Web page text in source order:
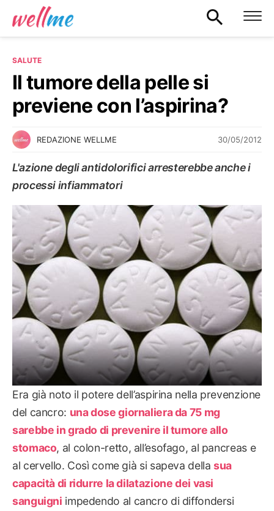
SALUTE
Il tumore della pelle si
previene con l’aspirina?
REDAZIONE WELLME 30/05/2012
L'azione degli antidolorifici arresterebbe anche i
processi infiammatori
SALUTE
Era già noto il potere dell’aspirina nella prevenzione
del cancro: una dose giornaliera da 75 mg
sarebbe in grado di prevenire il tumore allo
stomaco, al colon-retto, all’esofago, al pancreas e
al cervello. Così come già si sapeva dellasua
capacità di ridurre la dilatazione dei vasi
sanguigni impedendo al cancro di diffondersi